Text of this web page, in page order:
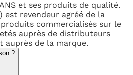
et ses produits de qualité.
est revendeur agréé de la
produits commercialisés sur le
auprès de distributeurs
auprès de la marque.
?